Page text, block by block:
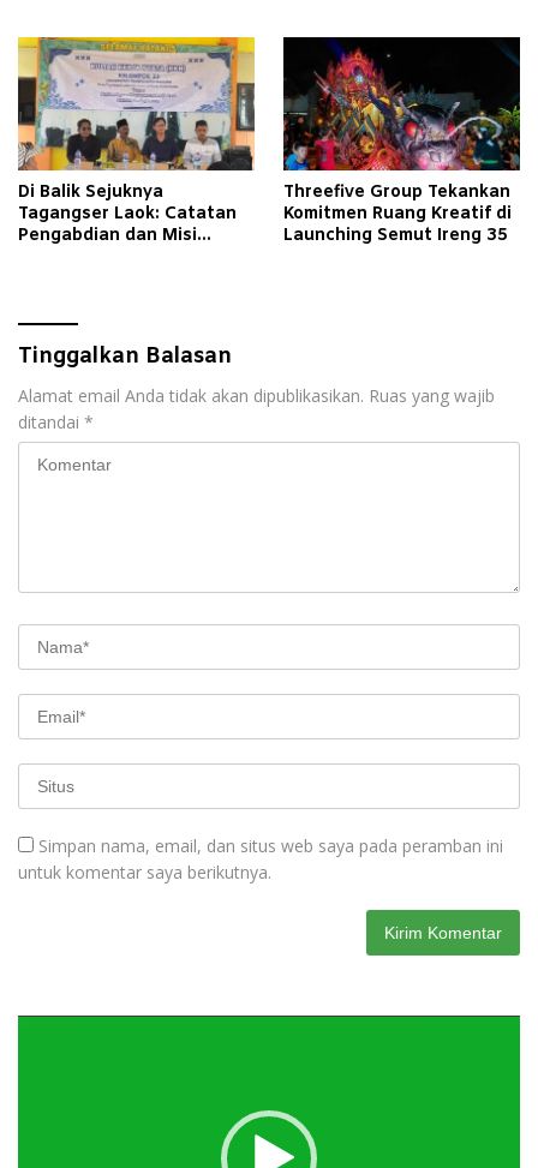
Di Balik Sejuknya
Tagangser Laok: Catatan
Pengabdian dan Misi
Threefive Group Tekankan
Komitmen Ruang Kreatif di
Launching Semut Ireng 35
Tinggalkan Balasan
Alamat email Anda tidak akan dipublikasikan. Ruas yang wajib
ditandai *
Simpan nama, email, dan situs web saya pada peramban ini
untuk komentar saya berikutnya.